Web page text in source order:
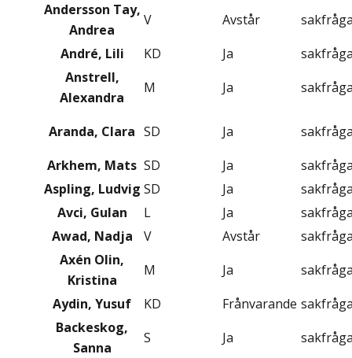
Andersson Tay,
Andrea
V Avstår
André, Lili
KD Ja
Anstrell,
Alexandra
M Ja
Aranda, Clara SD Ja
Arkhem, Mats SD Ja
Aspling, Ludvig SD Ja
Avci, Gulan
L Ja
Awad, Nadja
V Avstår
Axén Olin,
Kristina
M Ja
Aydin, Yusuf
KD Frånvarande
Backeskog,
Sanna
S Ja